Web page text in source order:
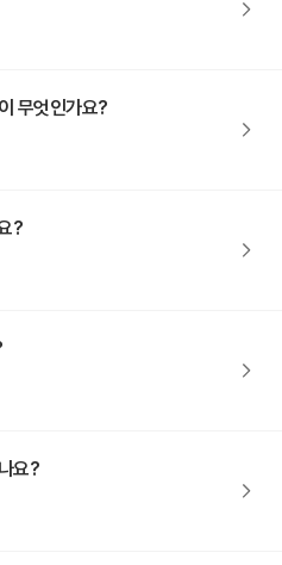
무엇인가요?
?
요?